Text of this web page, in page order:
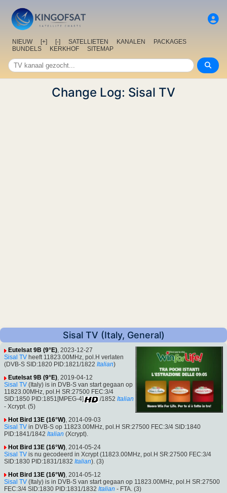
NIEUW [+] [-] SATELLIETEN KANALEN
PACKAGES
BUNDELS
KERKHOF SITEMAP
Change Log: Sisal TV
Sisal TV (Italy, General)
Eutelsat 9B (9°E), 2023-12-27
Sisal TV heeft 11823.00MHz, pol.H verlaten
(DVB-S SID:1820 PID:1821/1822 Italian)
Eutelsat 9B (9°E), 2019-04-12
Sisal TV (Italy) is in DVB-S van start gegaan op
11823.00MHz, pol.H SR:27500 FEC:3/4
SID:1850 PID:1851[MPEG-4]
/1852 Italian
- Xcrypt. (5)
Hot Bird 13E (16°W) , 2014-09-03
Sisal TV in DVB-S op 11823.00MHz, pol.H SR:27500 FEC:3/4 SID:1840
PID:1841/1842 Italian (Xcrypt).
Hot Bird 13E (16°W) , 2014-05-24
Sisal TV is nu gecodeerd in Xcrypt (11823.00MHz, pol.H SR:27500 FEC:3/4
SID:1830 PID:1831/1832 Italian). (3)
Hot Bird 13E (16°W) , 2014-05-12
Sisal TV (Italy) is in DVB-S van start gegaan op 11823.00MHz, pol.H SR:27500
FEC:3/4 SID:1830 PID:1831/1832 Italian - FTA. (3)